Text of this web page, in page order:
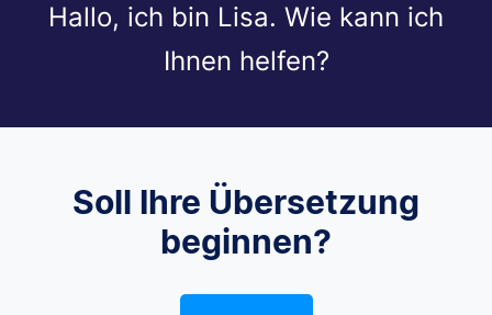
Hallo, ich bin Lisa. Wie kann ich
Ihnen helfen?
Soll Ihre Übersetzung
beginnen?